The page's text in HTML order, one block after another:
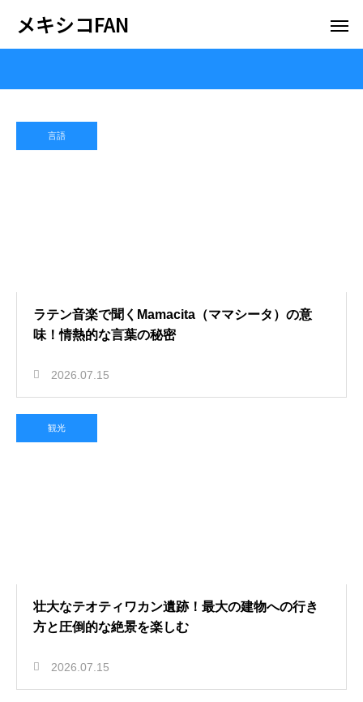
メキシコFAN
言語
ラテン音楽で聞くMamacita（ママシータ）の意
味！情熱的な言葉の秘密
2026.07.15
観光
壮大なテオティワカン遺跡！最大の建物への行き
方と圧倒的な絶景を楽しむ
2026.07.15